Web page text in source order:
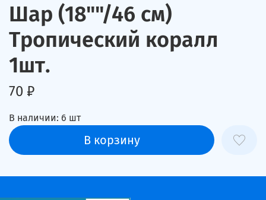
Шар (18""/46 см)
Тропический коралл
1шт.
70 ₽
В наличии: 6 шт
В корзину